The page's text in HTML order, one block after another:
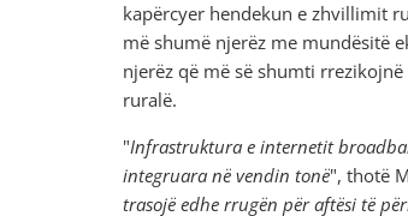
kapërcyer hendekun e zhvillimit
më shumë njerëz me mundësitë
njerëz që më së shumti
ruralë.
"Infrastruktura e internetit
integruara në vendin tonë", thotë
trasojë edhe rrugën për aftësi të